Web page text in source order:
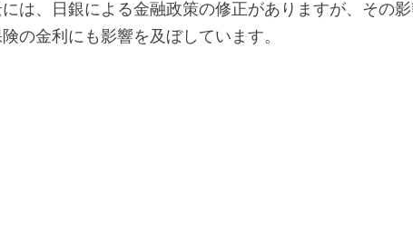
は、日銀による金融政策の修正がありますが、その
の金利にも影響を及ぼしています。